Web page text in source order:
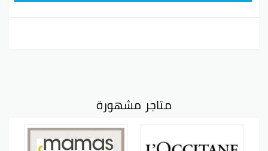
متاجر مشهورة